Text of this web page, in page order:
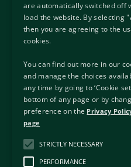
Kliko këtu për të
tonë
Lidhje të
Lidhje të jashtme
Klauzola
Politika e Privatësisë &
E drejta e autorit
Afektibiliteti
are automatically switched off
load the website. By selecting
then you are agreeing to the
cookies.
You can find out more in our
and manage the choices
any time by going to ‘Cookie
bottom of any page or by
preference on the Privacy
page
STRICTLY NECESSARY
PERFORMANCE